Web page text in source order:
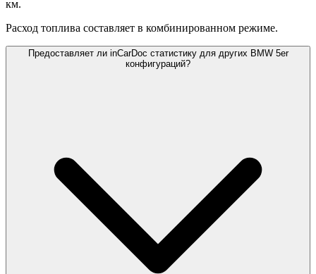
км.
Расход топлива составляет в комбинированном режиме.
Предоставляет ли inCarDoc статистику для других BMW 5er
конфигураций?